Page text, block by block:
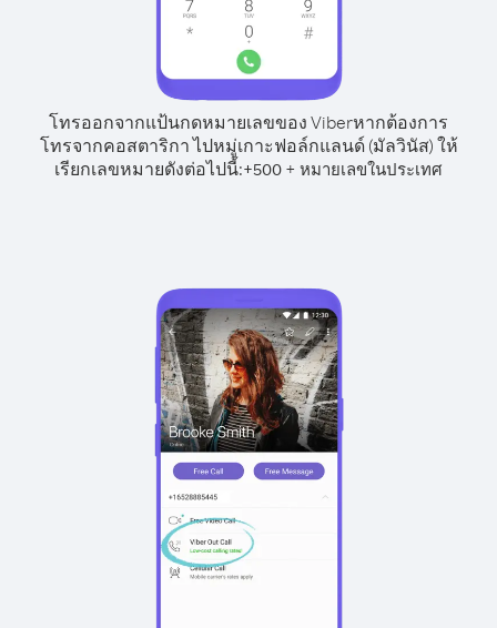
โทรออกจากแป้นกดหมายเลขของ Viberหากต้องการ
โทรจากคอสตาริกา ไปหมู่เกาะฟอล์กแลนด์ (มัลวินัส) ให้
เรียกเลขหมายดังต่อไปนี้:+500 + หมายเลขในประเทศ